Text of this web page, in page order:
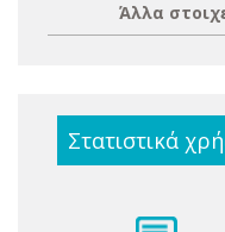
Άλλα
Στατιστικά